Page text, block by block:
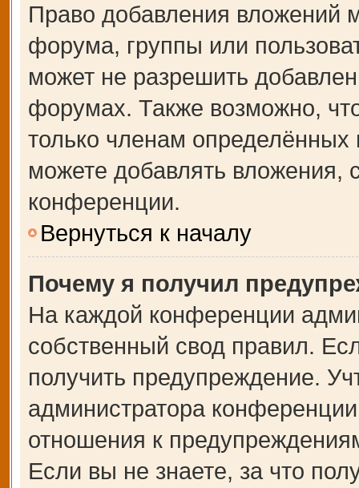
Право добавления вложений
форума, группы или
может не разрешить
форумах. Также возможно,
только членам
можете добавлять вложения,
конференции.
Вернуться к началу
Почему я получил
На каждой конференции
собственный свод правил.
получить предупреждение.
администратора
отношения к
Если вы не знаете, за что